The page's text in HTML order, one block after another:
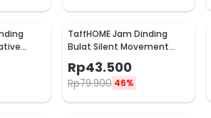
-
TaffHOME Jam Dinding
Bulat Silent Movement
Quartz Model Modern 29cm
- H6589
Rp43.500
Rp79.900 46%